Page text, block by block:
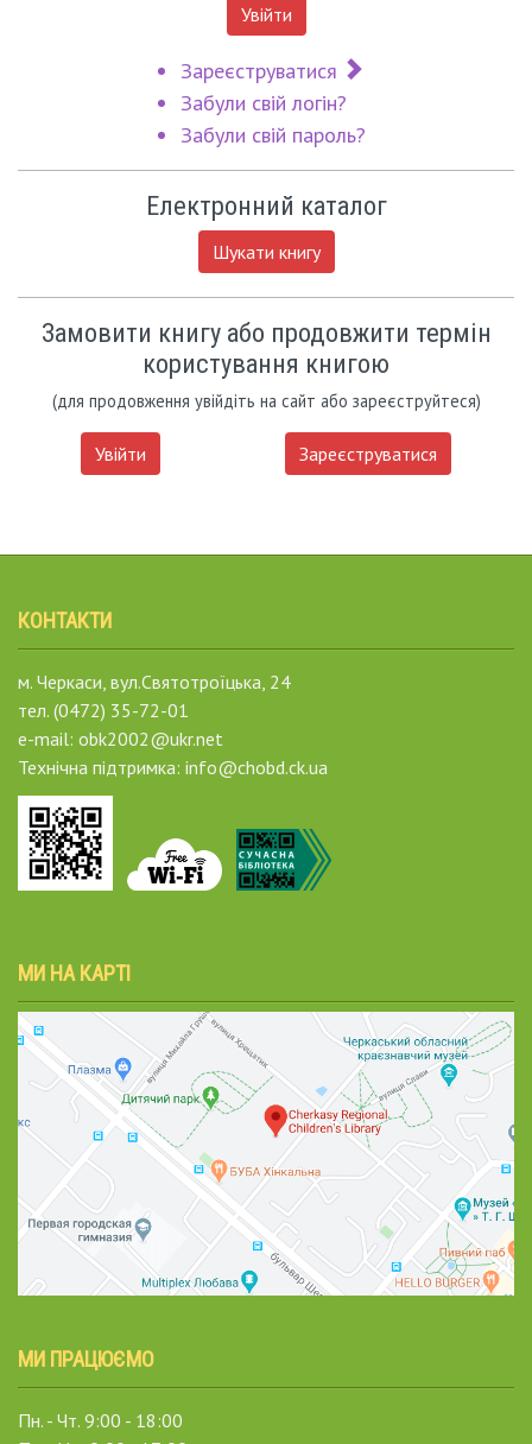
Увійти
Зареєструватися
Забули свій логін?
Забули свій пароль?
Електронний каталог
Шукати книгу
Замовити книгу або продовжити термін
користування книгою
(для продовження увійдіть на сайт або зареєструйтеся)
Увійти Зареєструватися
КОНТАКТИ
м. Черкаси, вул.Святотроїцька, 24
тел. (0472) 35-72-01
e-mail: obk2002@ukr.net
Технічна підтримка: info@chobd.ck.ua
МИ НА КАРТІ
МИ ПРАЦЮЄМО
Пн. - Чт. 9:00 - 18:00